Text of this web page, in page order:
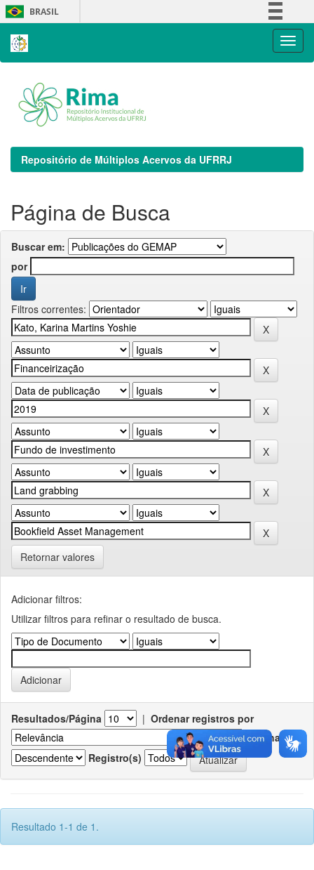
Skip
navigation
BRASIL
Repositório de Múltiplos Acervos da UFRRJ
Página de Busca
Buscar em:
por
Filtros correntes:
Retornar valores
Adicionar filtros:
Utilizar filtros para refinar o resultado de busca.
Resultados/Página | Ordenar registros por
Ordenar
Registro(s)
Resultado 1-1 de 1.